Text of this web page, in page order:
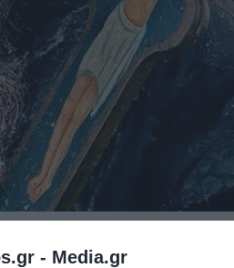
- Media.gr